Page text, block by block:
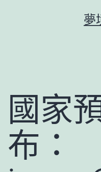
夢
國家
布：